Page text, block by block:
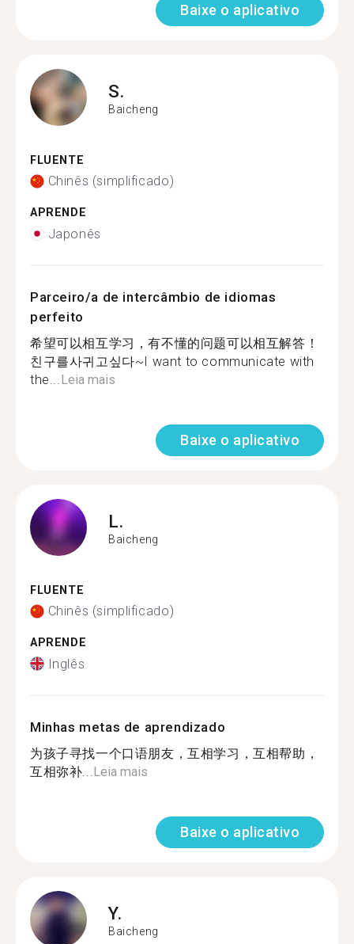
Baixe o aplicativo
S.
Baicheng
FLUENTE
Chinês (simplificado)
APRENDE
Japonês
Parceiro/a de intercâmbio de idiomas
perfeito
希望可以相互学习，有不懂的问题可以相互解答！
친구를사귀고싶다~I want to communicate with
the... Leia mais
Baixe o aplicativo
L.
Baicheng
FLUENTE
Chinês (simplificado)
APRENDE
Inglês
Minhas metas de aprendizado
为孩子寻找一个口语朋友，互相学习，互相帮助，
互相弥补... Leia mais
Baixe o aplicativo
Y.
Baicheng